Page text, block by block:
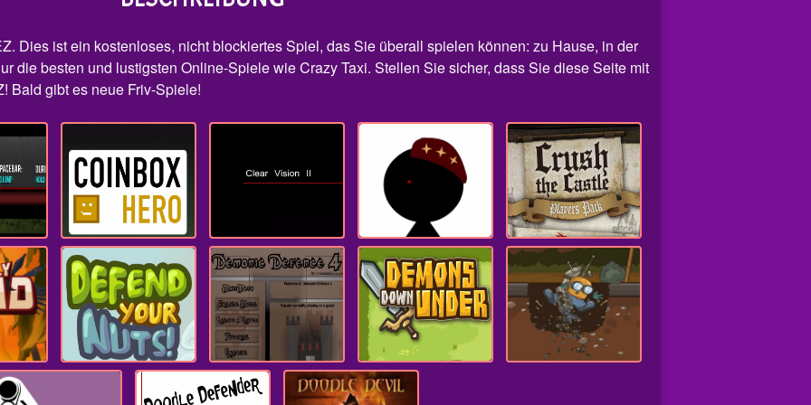
Dies ist ein kostenloses, nicht blockiertes Spiel, das Sie überall spielen können: zu Hause, in der
die besten und lustigsten Online-Spiele wie Crazy Taxi. Stellen Sie sicher, dass Sie diese Seite mit
Bald gibt es neue Friv-Spiele!